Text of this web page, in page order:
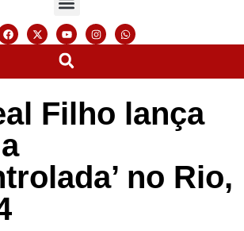
Filho lança
no Rio,